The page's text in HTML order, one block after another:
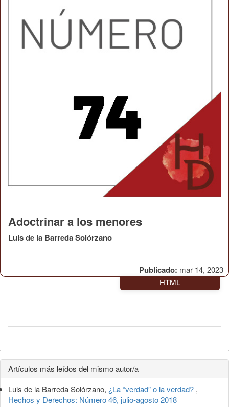
Publicado: mar 14, 2023
Adoctrinar a los menores
Luis de la Barreda Solórzano
HTML
Detalles
del
artículo
Artículos más leídos del mismo autor/a
Luis de la Barreda Solórzano, ¿La “verdad” o la verdad? ,
Hechos y Derechos: Número 46, julio-agosto 2018